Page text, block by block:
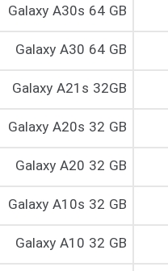
Galaxy A30s 64 GB
Galaxy A30 64 GB
Galaxy A21s 32GB
Galaxy A20s 32 GB
Galaxy A20 32 GB
Galaxy A10s 32 GB
Galaxy A10 32 GB